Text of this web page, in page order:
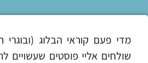
מדי פעם קוראי הבלוג (ובוגרי
שולחים אליי פוסטים שעשויים